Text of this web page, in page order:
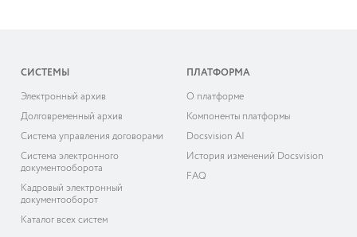
СИСТЕМЫ
Электронный архив
Долговременный архив
Система управления договорами
Система электронного
документооборота
Кадровый электронный
документооборот
Каталог всех систем
ПЛАТФОРМА
О платформе
Компоненты платформы
Docsvision AI
История изменений Docsvision
FAQ